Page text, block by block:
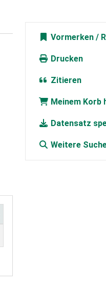
Vormerken
Drucken
Zitieren
Meinem Korb
Datensatz
Weitere